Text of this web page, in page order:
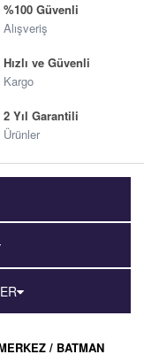
%100 Güvenli
Alışveriş
Hızlı ve Güvenli
Kargo
2 Yıl Garantili
Ürünler
/ BATMAN